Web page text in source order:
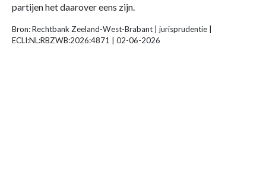
partijen het daarover eens zijn.
Bron: Rechtbank Zeeland-West-Brabant | jurisprudentie |
ECLI:NL:RBZWB:2026:4871 | 02-06-2026